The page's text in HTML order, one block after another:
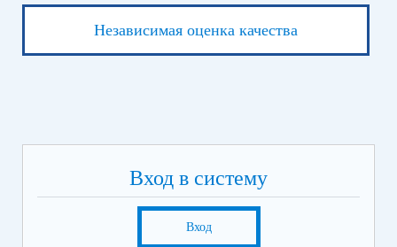
Независимая оценка качества
Вход в систему
Вход